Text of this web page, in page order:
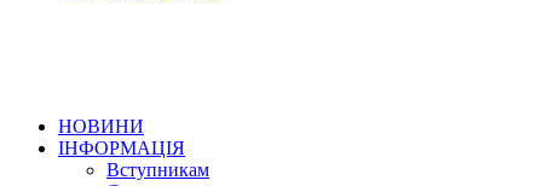
НОВИНИ
ІНФОРМАЦІЯ
Вступникам